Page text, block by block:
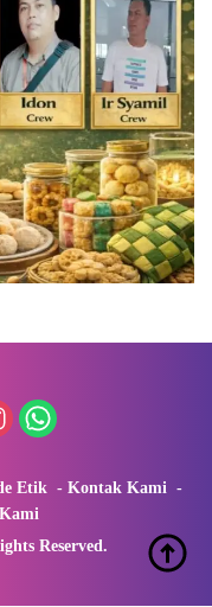
Etik
Kontak Kami
Reserved.